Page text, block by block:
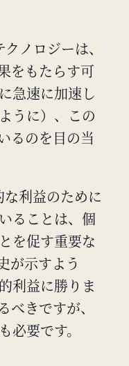
ノロジーは、
をもたらす可
急速に加速し
うに）、この
るのを目の当
利益のために
ることは、個
を促す重要な
が示すよう
利益に勝りま
べきですが、
必要です。